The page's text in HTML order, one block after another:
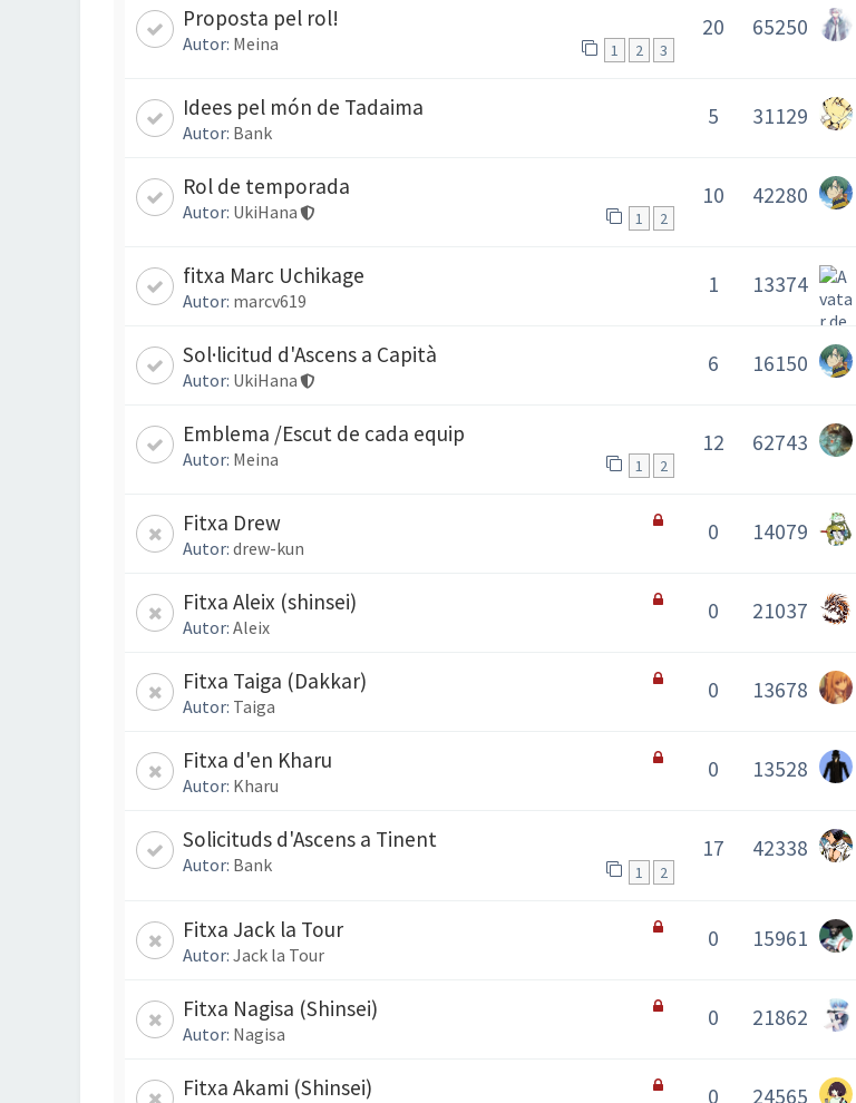
Proposta pel rol!
Autor: Meina 1 2 3
20 65250
Idees pel món de Tadaima
Autor: Bank
5 31129
Rol de temporada
Autor: UkiHana 1 2
10 42280
fitxa Marc Uchikage
Autor: marcv619
1 13374
Sol·licitud d'Ascens a Capità
Autor: UkiHana
6 16150
Emblema /Escut de cada equip
Autor: Meina 1 2
12 62743
Fitxa Drew
Autor: drew-kun
0 14079
Fitxa Aleix (shinsei)
Autor: Aleix
0 21037
Fitxa Taiga (Dakkar)
Autor: Taiga
0 13678
Fitxa d'en Kharu
Autor: Kharu
0 13528
Solicituds d'Ascens a Tinent
Autor: Bank 1 2
17 42338
Fitxa Jack la Tour
Autor: Jack la Tour
0 15961
Fitxa Nagisa (Shinsei)
Autor: Nagisa
0 21862
Fitxa Akami (Shinsei) 0 24565